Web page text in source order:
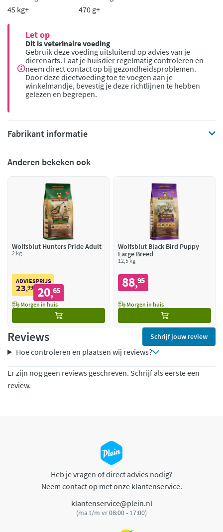
45 kg+
470 g+
Let op
Dit is veterinaire voeding
Gebruik deze voeding uitsluitend op advies van je
dierenarts. Laat je huisdier regelmatig controleren en
neem direct contact op bij gezondheidsproblemen.
Door deze dieetvoeding toe te voegen aan je
winkelmandje, bevestig je deze richtlijnen te hebben
gelezen en begrepen.
Fabrikant informatie
Anderen bekeken ook
Wolfsblut Hunters Pride Adult
2 kg
ADVIESPRIJS
23,99 20,65
Morgen in huis
Wolfsblut Black Bird Puppy
Large Breed
12,5 kg
88,95
Morgen in huis
Reviews Schrijf jouw review
Hoe controleren en plaatsen wij reviews?
Er zijn nog geen reviews geschreven. Schrijf als eerste een
review.
Heb je vragen of direct advies nodig?
Neem contact op met onze klantenservice.
klantenservice@plein.nl
(ma t/m vr 08:00 - 17:00)